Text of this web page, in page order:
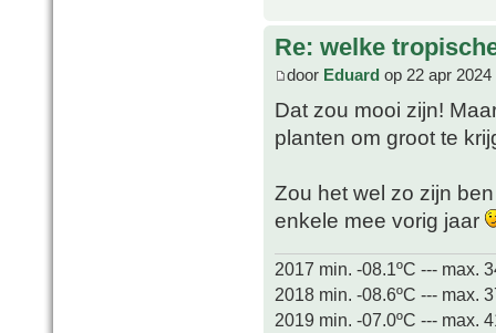
Re: welke
door Eduard op 22 apr 2024
Dat zou mooi zijn!
planten om groot te
Zou het wel zo zijn
enkele mee vorig jaar
2017 min. -08.1ºC --- max.
2018 min. -08.6ºC --- max.
2019 min. -07.0ºC --- max.